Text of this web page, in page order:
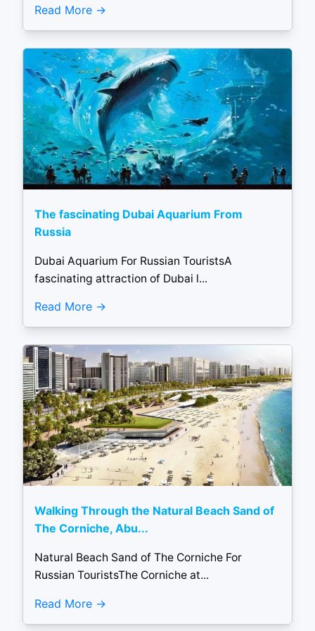
Read More
The fascinating Dubai Aquarium From
Russia
Dubai Aquarium For Russian TouristsA
fascinating attraction of Dubai l...
Read More
Walking Through the Natural Beach Sand of
The Corniche, Abu...
Natural Beach Sand of The Corniche For
Russian TouristsThe Corniche at...
Read More